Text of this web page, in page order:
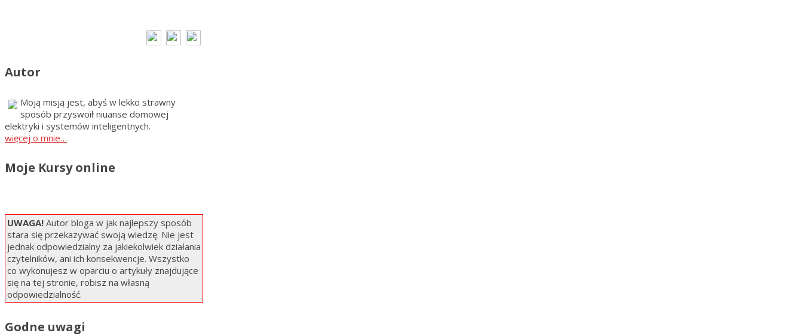
Autor
Moją misją jest, abyś w lekko strawny
sposób przyswoił niuanse domowej
elektryki i systemów inteligentnych.
więcej o mnie…
Moje Kursy online
UWAGA! Autor bloga w jak najlepszy sposób
stara się przekazywać swoją wiedzę. Nie jest
jednak odpowiedzialny za jakiekolwiek działania
czytelników, ani ich konsekwencje. Wszystko
co wykonujesz w oparciu o artykuły znajdujące
się na tej stronie, robisz na własną
odpowiedzialność.
Godne uwagi